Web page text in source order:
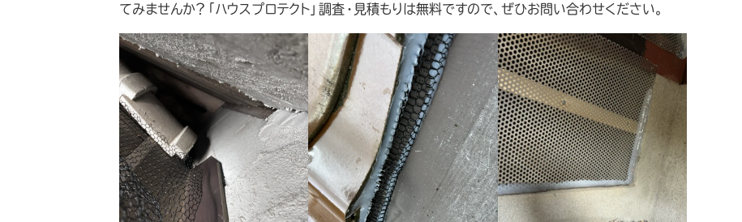
てみませんか？「ハウスプロテクト」調査・見積もりは無料ですので、ぜひお問い合わせください。